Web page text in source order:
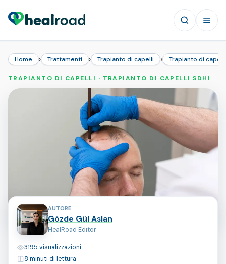
Home › Trattamenti › Trapianto di capelli › Trapianto di capelli
TRAPIANTO DI CAPELLI · TRAPIANTO DI CAPELLI SDHI
Collaboratori della pagina
AUTORE
Gözde Gül Aslan
HealRoad Editor
Visualizzazioni
3195 visualizzazioni
Tempo di lettura
8 minuti di lettura